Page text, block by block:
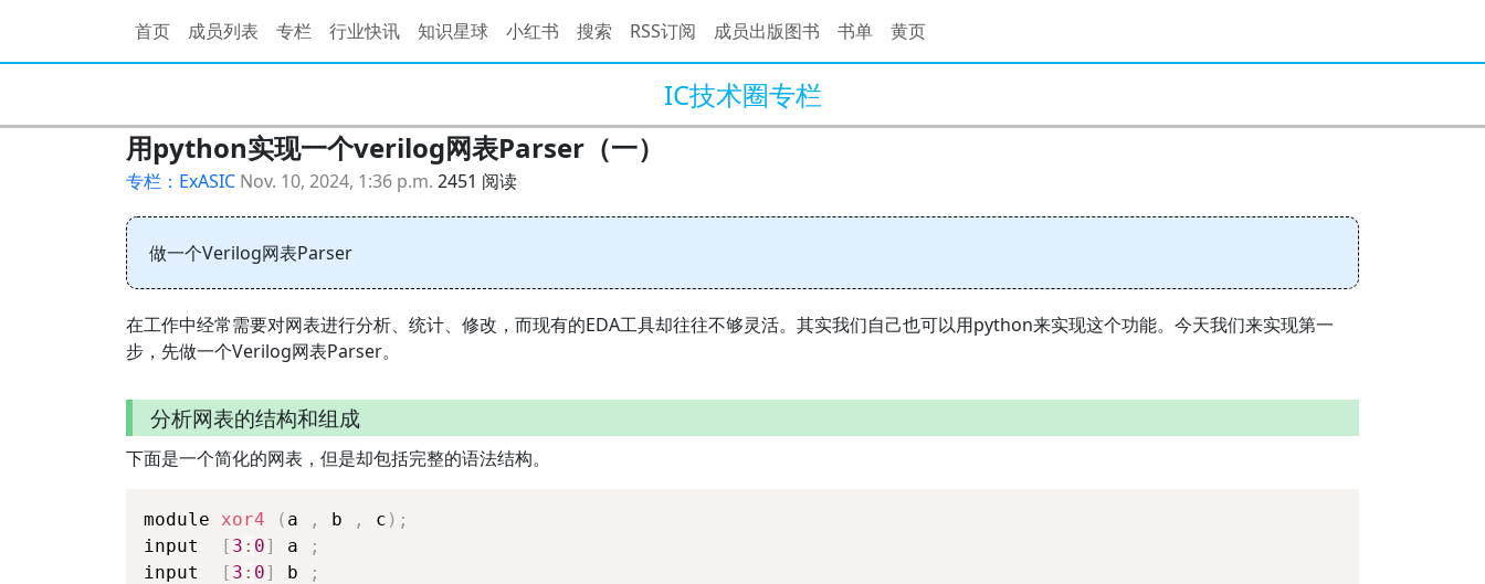
首页 成员列表 专栏 行业快讯 知识星球 小红书 搜索 RSS订阅 成员出版图书 书单 黄页
IC技术圈专栏
用python实现一个verilog网表Parser（一）
专栏：ExASIC Nov. 10, 2024, 1:36 p.m. 2451 阅读
做一个Verilog网表Parser
在工作中经常需要对网表进行分析、统计、修改，而现有的EDA工具却往往不够灵活。其实我们自己也可以用python来实现这个功能。今天我们来实现第一
步，先做一个Verilog网表Parser。
分析网表的结构和组成
下面是一个简化的网表，但是却包括完整的语法结构。
module xor4 ( a , b , c ) ;
input
[ 3 : 0] a
;
input
[ 3 : 0] b
;